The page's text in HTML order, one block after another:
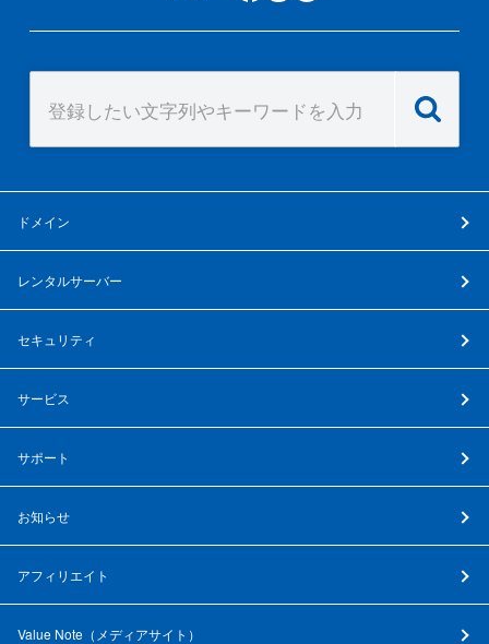
ドメイン
レンタルサーバー
セキュリティ
サービス
サポート
お知らせ
アフィリエイト
Value Note（ メディアサイト ）